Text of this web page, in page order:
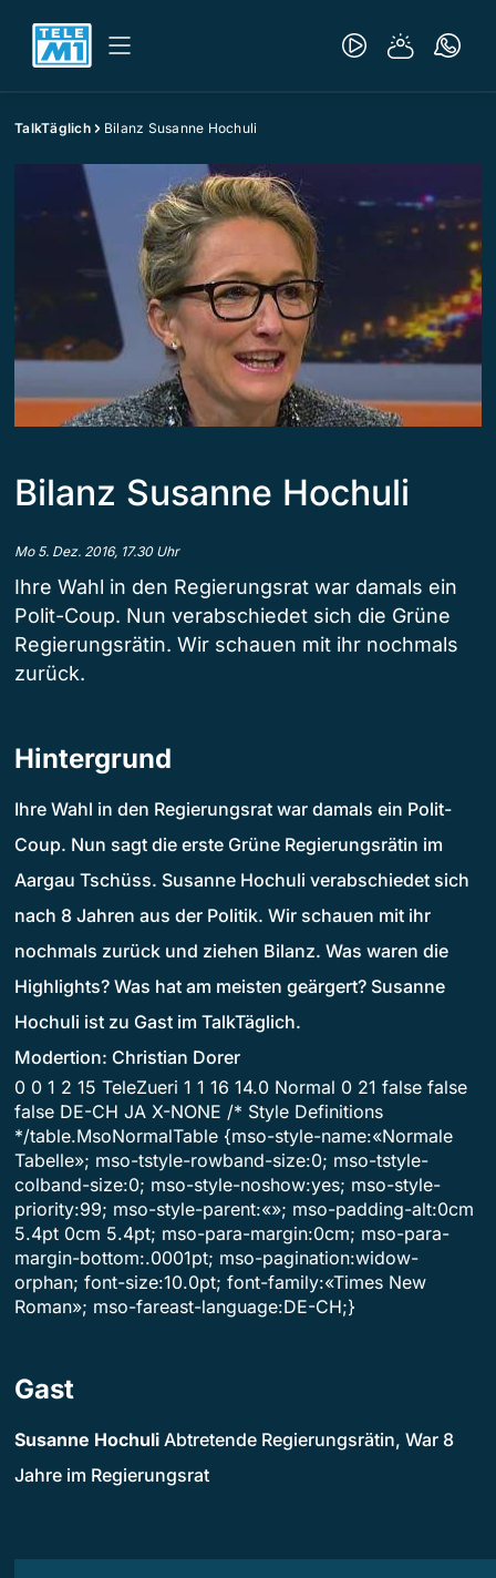
TalkTäglich Bilanz Susanne Hochuli
Bilanz Susanne Hochuli
Mo 5. Dez. 2016, 17.30 Uhr
Ihre Wahl in den Regierungsrat war damals ein
Polit-Coup. Nun verabschiedet sich die Grüne
Regierungsrätin. Wir schauen mit ihr nochmals
zurück.
Hintergrund
Ihre Wahl in den Regierungsrat war damals ein Polit-
Coup. Nun sagt die erste Grüne Regierungsrätin im
Aargau Tschüss. Susanne Hochuli verabschiedet sich
nach 8 Jahren aus der Politik. Wir schauen mit ihr
nochmals zurück und ziehen Bilanz. Was waren die
Highlights? Was hat am meisten geärgert? Susanne
Hochuli ist zu Gast im TalkTäglich.
Modertion: Christian Dorer
0 0 1 2 15 TeleZueri 1 1 16 14.0 Normal 0 21 false false
false DE-CH JA X-NONE /* Style Definitions
*/table.MsoNormalTable {mso-style-name:«Normale
Tabelle»; mso-tstyle-rowband-size:0; mso-tstyle-
colband-size:0; mso-style-noshow:yes; mso-style-
priority:99; mso-style-parent:«»; mso-padding-alt:0cm
5.4pt 0cm 5.4pt; mso-para-margin:0cm; mso-para-
margin-bottom:.0001pt; mso-pagination:widow-
orphan; font-size:10.0pt; font-family:«Times New
Roman»; mso-fareast-language:DE-CH;}
Gast
Susanne Hochuli Abtretende Regierungsrätin, War 8
Jahre im Regierungsrat